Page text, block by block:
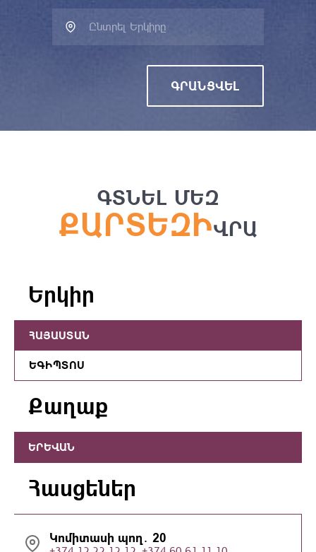
Ընտրել Երկիրը
ԳՐԱՆՑՎԵԼ
ԳՏՆԵԼ ՄԵԶ
ՔԱՐՏԵԶԻՎՐԱ
Երկիր
ՀԱՅԱՍՏԱՆ
ԵԳԻՊՏՈՍ
Քաղաք
ԵՐԵՎԱՆ
Հասցեներ
Կոմիտասի պող․ 20